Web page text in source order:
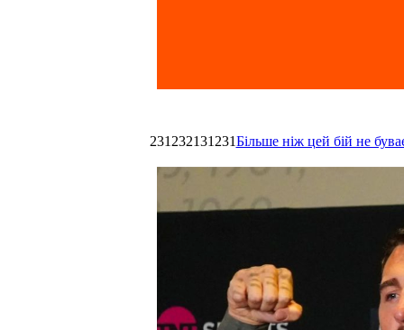
231232131231Більше ніж цей бій не